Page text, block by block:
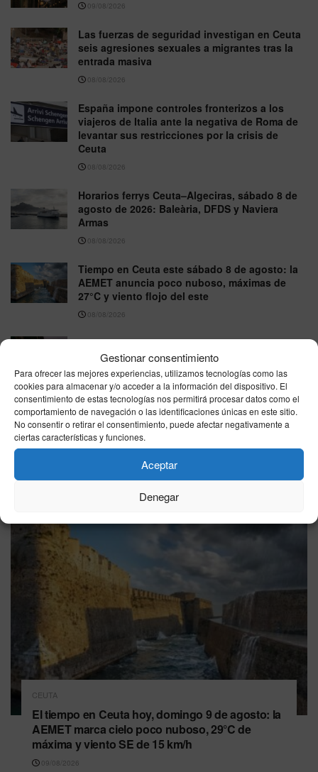
Gestionar consentimiento
Para ofrecer las mejores experiencias, utilizamos tecnologías como las
cookies para almacenar y/o acceder a la información del dispositivo. El
consentimiento de estas tecnologías nos permitirá procesar datos como el
comportamiento de navegación o las identificaciones únicas en este sitio.
No consentir o retirar el consentimiento, puede afectar negativamente a
ciertas características y funciones.
Aceptar
Denegar
09/08/2026
Las fuerzas de seguridad investigan en Ceuta
seis agresiones sexuales a migrantes tras la
entrada masiva
08/08/2026
España impone controles fronterizos a los
viajeros de Italia ante la negativa de Roma de
levantar sus restricciones por la crisis de
Ceuta
08/08/2026
Horarios ferrys Ceuta–Algeciras, sábado 8 de
agosto de 2026: Baleària, DFDS y Naviera
Armas
08/08/2026
Tiempo en Ceuta este sábado 8 de agosto: la
AEMET anuncia poco nuboso, máximas de
27°C y viento flojo del este
08/08/2026
Farmacias de Guardia en Ceuta – 8 de agosto
de 2026
08/08/2026
VER MÁS
CEUTA
El tiempo en Ceuta hoy, domingo 9 de agosto: la
AEMET marca cielo poco nuboso, 29°C de
máxima y viento SE de 15 km/h
09/08/2026